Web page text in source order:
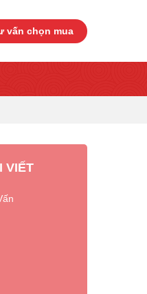
vấn chọn mua
VIẾT